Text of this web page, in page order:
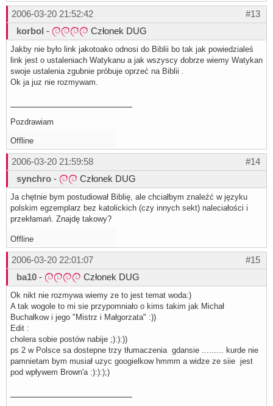
#13
2006-03-20 21:52:42
korbol - Członek DUG
Jakby nie było link jakotoako odnosi do Biblii bo tak jak powiedzialeś
link jest o ustaleniach Watykanu a jak wszyscy dobrze wiemy Watykan
swoje ustalenia zgubnie próbuje oprzeć na Biblii .
Ok ja juz nie rozmywam.
Pozdrawiam
Offline
#14
2006-03-20 21:59:58
synchro - Członek DUG
Ja chętnie bym postudiował Biblię, ale chciałbym znaleźć w języku
polskim egzemplarz bez katolickich (czy innych sekt) naleciałości i
przekłamań. Znajdę takowy?
Offline
#15
2006-03-20 22:01:07
ba10 - Członek DUG
Ok nikt nie rozmywa wiemy ze to jest temat woda:)
A tak wogole to mi sie przypomniało o kims takim jak Michał
Buchałkow i jego "Mistrz i Małgorzata" :))
Edit :
cholera sobie postów nabije ;):):))
ps 2 w Polsce sa dostepne trzy tłumaczenia gdansie ......... kurde nie
pamnietam bym musiał uzyc googielkow hmmm a widze ze siie jest
pod wpływem Brown'a :):):);)